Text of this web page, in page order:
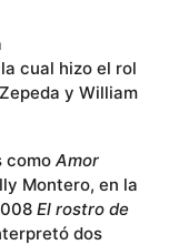
cual hizo el rol
y William
como Amor
Montero, en la
El rostro de
dos